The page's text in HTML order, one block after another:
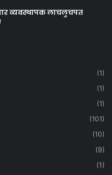
व्यवस्थापक लाचलुचपत
(1)
(1)
(1)
(101)
(10)
(9)
(1)